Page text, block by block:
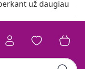
už daugiau